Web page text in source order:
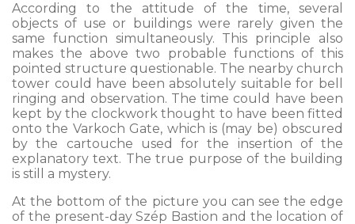
According to the attitude of the time, several
objects of use or buildings were rarely given the
same function simultaneously. This principle also
makes the above two probable functions of this
pointed structure questionable. The nearby church
tower could have been absolutely suitable for bell
ringing and observation. The time could have been
kept by the clockwork thought to have been fitted
onto the Varkoch Gate, which is (may be) obscured
by the cartouche used for the insertion of the
explanatory text. The true purpose of the building
is still a mystery.
At the bottom of the picture you can see the edge
of the present-day Szép Bastion and the location of